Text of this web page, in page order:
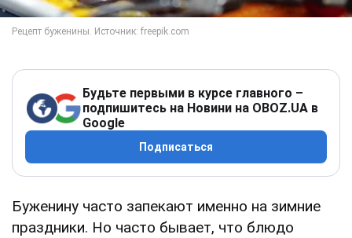
Будьте первыми в курсе главного –
подпишитесь на Новини на OBOZ.UA в
Google
Подписаться
Буженину часто запекают именно на зимние
праздники. Но часто бывает, что блюдо